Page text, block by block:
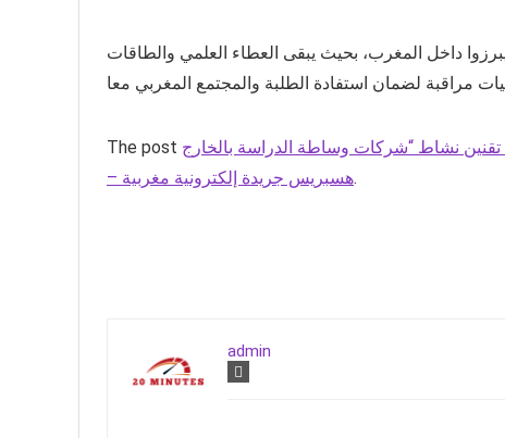
داخل المغرب، بحيث يبقى العطاء العلمي والطاقات
The post
– هسبريس جريدة إلكترونية مغربية.
admin